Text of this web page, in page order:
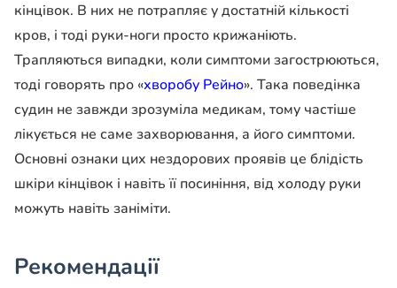
кінцівок. В них не потрапляє у достатній кількості
кров, і тоді руки-ноги просто крижаніють.
Трапляються випадки, коли симптоми загострюються,
тоді говорять про «хворобу Рейно». Така поведінка
судин не завжди зрозуміла медикам, тому частіше
лікується не саме захворювання, а його симптоми.
Основні ознаки цих нездорових проявів це блідість
шкіри кінцівок і навіть її посиніння, від холоду руки
можуть навіть заніміти.
Рекомендації